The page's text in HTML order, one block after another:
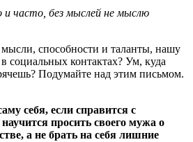
и часто, без мыслей не мыслю
способности и таланты, нашу
социальных контактах? Ум, куда
Подумайте над этим письмом.
себя, если справится с
просить своего мужа о
а не брать на себя лишние